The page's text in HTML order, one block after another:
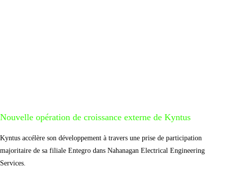
Nouvelle opération de croissance externe de Kyntus
Kyntus accélère son développement à travers une prise de participation
majoritaire de sa filiale Entegro dans Nahanagan Electrical Engineering
Services.